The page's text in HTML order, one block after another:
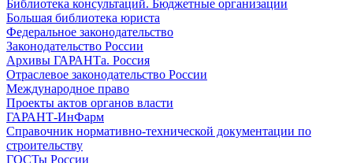
Библиотека консультаций. Бюджетные организации
Большая библиотека юриста
Федеральное законодательство
Законодательство России
Архивы ГАРАНТа. Россия
Отраслевое законодательство России
Международное право
Проекты актов органов власти
ГАРАНТ-ИнФарм
Справочник нормативно-технической документации по
строительству
ГОСТы России